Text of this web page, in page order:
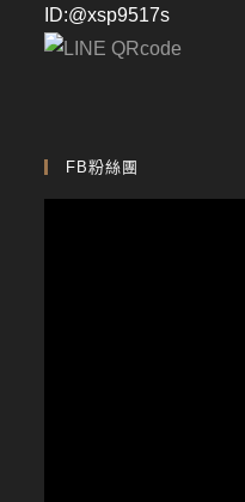
ID:@xsp9517s
FB粉絲團